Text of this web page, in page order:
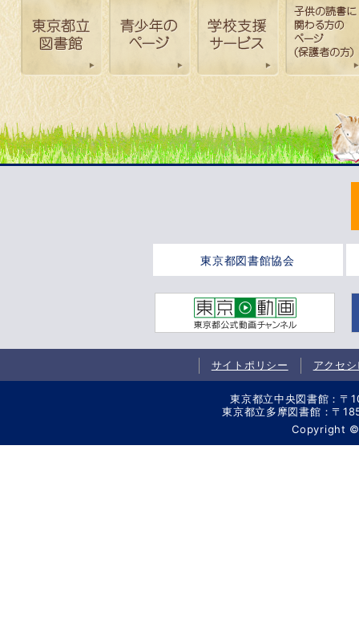
東京都図書館協会
サイトポリシー アクセ
東京都立中央図書館：
東京都立多摩図書館：
Copyright ©